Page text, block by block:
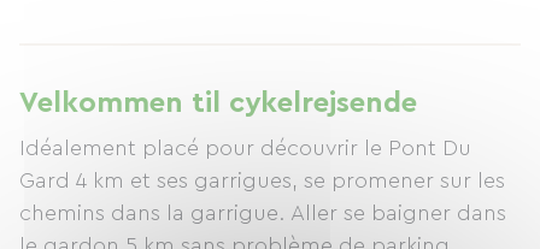
m². Det ligger i et meget roligt område af
landsbyen. Fuglesang og cikader luller dig hele
dagen. Privat have. Ingen naboer med udsigt.
Restauranter, en café/bar, posthuset og
bageriet ligger alle inden for 5 minutters gang,
Velkommen til cykelrejsende
Idéalement placé pour découvrir le Pont Du
Gard 4 km et ses garrigues, se promener sur les
chemins dans la garrigue. Aller se baigner dans